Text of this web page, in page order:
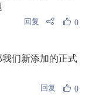
回复 0
们新添加的正式
回复 0